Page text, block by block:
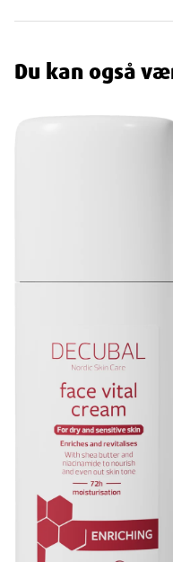
Til bruk på tørr og
inneholder
lanolin, samt shea smør
bidrar til å gjenoppbygge
Decubal Face Cream er
Fettinnholdet i kremen
fuktighetsgivende
Oppbevares
Pakningsvedlegg
Les alltid
instruksjoner og
Decubal Face Cream er en
perfekt for daglig pleie av
konsistens og næringsrike
lanolin, shea smør og
Du kan også